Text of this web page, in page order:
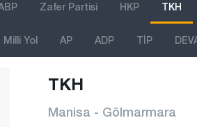
Zafer Partisi HKP TKH
Milli Yol AP ADP TİP
TKH
Manisa - Gölmarmara